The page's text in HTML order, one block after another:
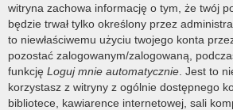
witryna zachowa informację o tym, że twój
będzie trwał tylko określony przez
to niewłaściwemu użyciu twojego konta
pozostać zalogowanym/zalogowaną,
funkcję Loguj mnie automatycznie . Jest to
korzystasz z witryny z ogólnie dostępnego
bibliotece, kawiarence internetowej, sali